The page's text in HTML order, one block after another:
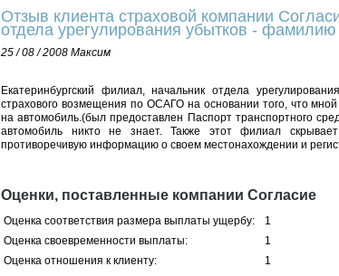
Отзыв клиента страховой компании
отдела урегулирования убытков -
25 / 08 / 2008 Максим
Екатеринбургский филиал, начальник отдела
страхового возмещения по ОСАГО на основании того, что
на автомобиль.(был предоставлен Паспорт транспортного
автомобиль никто не знает. Также этот филиал
противоречивую информацию о своем местонахождении и
Оценки, поставленные компании Согласие
Оценка соответствия размера выплаты ущербу:
1
Оценка своевременности выплаты:
1
Оценка отношения к клиенту:
1